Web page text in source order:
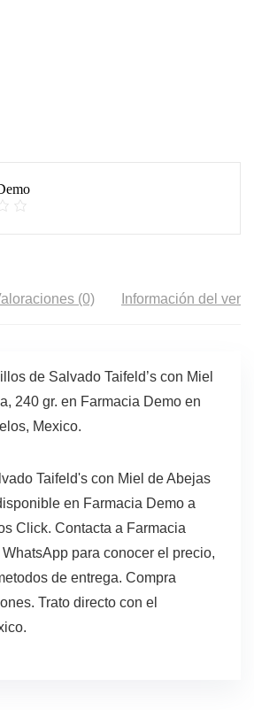
(0) Información del
de Salvado Taifeld’s con Miel
240 gr. en Farmacia Demo en
Mexico.
Taifeld's con Miel de Abejas
en Farmacia Demo a
Click. Contacta a Farmacia
para conocer el precio,
de entrega. Compra
Trato directo con el